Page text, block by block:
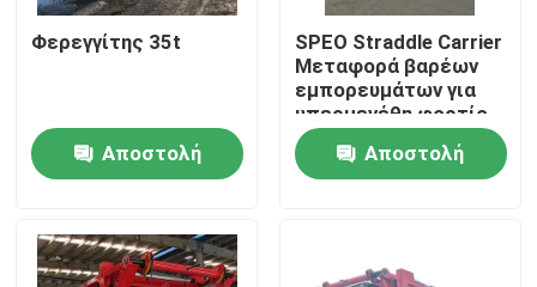
Σπίτι
Βίντεο
Φερεγγίτης 35t
Αποστολή
SPEO Straddle Carrier
Μεταφορά βαρέων
εμπορευμάτων για
υπερμεγέθη φορτίο
Αποστολή